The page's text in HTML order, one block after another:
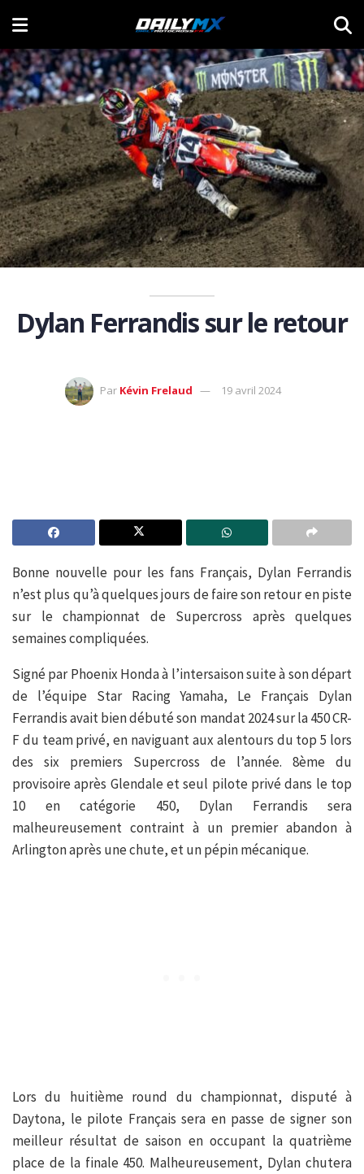
Dylan Ferrandis sur le retour
Par Kévin Frelaud 19 avril 2024
Bonne nouvelle pour les fans Français, Dylan Ferrandis
n’est plus qu’à quelques jours de faire son retour en piste
sur le championnat de Supercross après quelques
semaines compliquées.
Signé par Phoenix Honda à l’intersaison suite à son départ
de l’équipe Star Racing Yamaha, Le Français Dylan
Ferrandis avait bien débuté son mandat 2024 sur la 450 CR-
F du team privé, en naviguant aux alentours du top 5 lors
des six premiers Supercross de l’année. 8ème du
provisoire après Glendale et seul pilote privé dans le top
10 en catégorie 450, Dylan Ferrandis sera
malheureusement contraint à un premier abandon à
Arlington après une chute, et un pépin mécanique.
Lors du huitième round du championnat, disputé à
Daytona, le pilote Français sera en passe de signer son
meilleur résultat de saison en occupant la quatrième
place de la finale 450. Malheureusement, Dylan chutera